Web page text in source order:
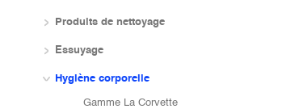
Produits de nettoyage
Essuyage
Hygiène corporelle
Gamme La Corvette